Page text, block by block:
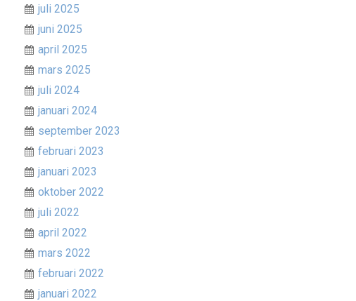
juli 2025
juni 2025
april 2025
mars 2025
juli 2024
januari 2024
september 2023
februari 2023
januari 2023
oktober 2022
juli 2022
april 2022
mars 2022
februari 2022
januari 2022